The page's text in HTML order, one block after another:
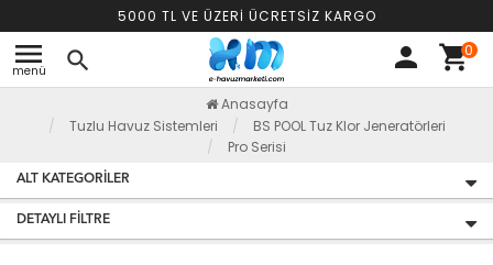
5000 TL VE ÜZERİ ÜCRETSİZ KARGO
menu
menü search person shopping_cart0
Anasayfa
Tuzlu Havuz Sistemleri
BS POOL Tuz Klor Jeneratörleri
Pro Serisi
ALT KATEGORILER
DETAYLI FILTRE